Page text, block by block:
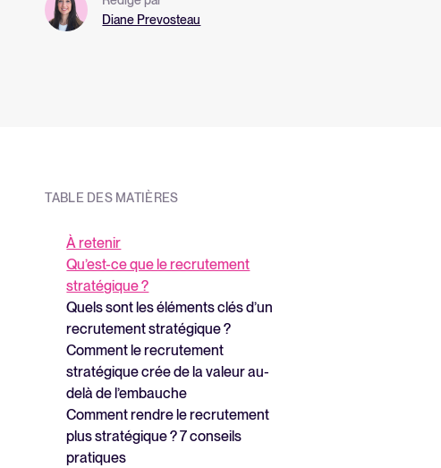
Diane Prevosteau
TABLE DES MATIÈRES
À retenir
Qu’est-ce que le recrutement
stratégique ?
Quels sont les éléments clés d’un
recrutement stratégique ?
Comment le recrutement
stratégique crée de la valeur au-
delà de l’embauche
Comment rendre le recrutement
plus stratégique ? 7 conseils
pratiques